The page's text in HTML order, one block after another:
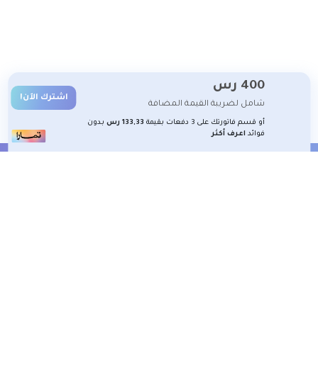
400 رس
شامل لضريبة القيمة المضافة
اشترك الآن!
أو قسم فاتورتك على 3 دفعات بقيمة 133,33 رس
بدون
فوائد اعرف أكثر